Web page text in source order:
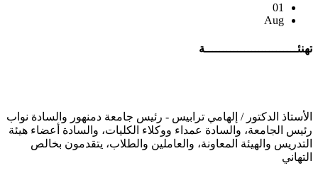
01
Aug
تهنئــــــــــــــــــــــــــة
الأستاذ الدكتور / إلهامي ترابيس - رئيس جامعة دمنهور والسادة نواب
رئيس الجامعة، والسادة عمداء ووكلاء الكليات، والسادة أعضاء هيئة
التدريس والهيئة المعاونة، والعاملين والطلاب، يتقدمون بخالص
التهاني